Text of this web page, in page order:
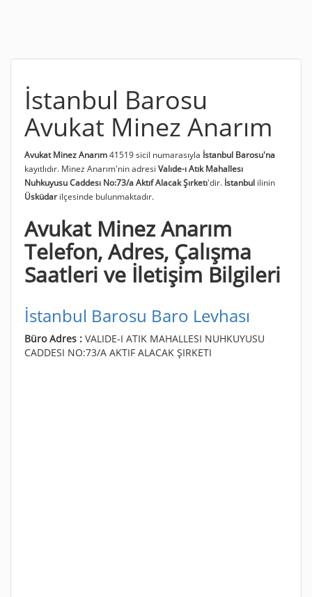
İstanbul Barosu
Avukat Minez Anarım
Avukat Minez Anarım41519 sicil numarasıyla İstanbul Barosu'na
kayıtlıdır. Minez Anarım'nin adresi Valıde-ı Atık Mahallesı
Nuhkuyusu Caddesı No:73/a Aktıf Alacak Şırketı'dir. İstanbul ilinin
Üsküdar ilçesinde bulunmaktadır.
Avukat Minez Anarım
Telefon, Adres, Çalışma
Saatleri ve İletişim Bilgileri
İstanbul Barosu Baro Levhası
Büro Adres : VALIDE-I ATIK MAHALLESI NUHKUYUSU
CADDESI NO:73/A AKTIF ALACAK ŞIRKETI